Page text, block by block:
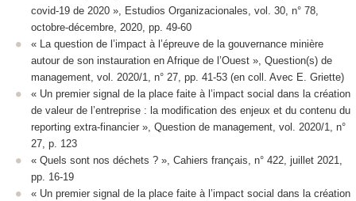
covid-19 de 2020 », Estudios Organizacionales, vol. 30, n° 78,
octobre-décembre, 2020, pp. 49-60
« La question de l’impact à l’épreuve de la gouvernance minière
autour de son instauration en Afrique de l’Ouest », Question(s) de
management, vol. 2020/1, n° 27, pp. 41-53 (en coll. Avec E. Griette)
« Un premier signal de la place faite à l’impact social dans la création
de valeur de l’entreprise : la modification des enjeux et du contenu du
reporting extra-financier », Question de management, vol. 2020/1, n°
27, p. 123
« Quels sont nos déchets ? », Cahiers français, n° 422, juillet 2021,
pp. 16-19
« Un premier signal de la place faite à l’impact social dans la création